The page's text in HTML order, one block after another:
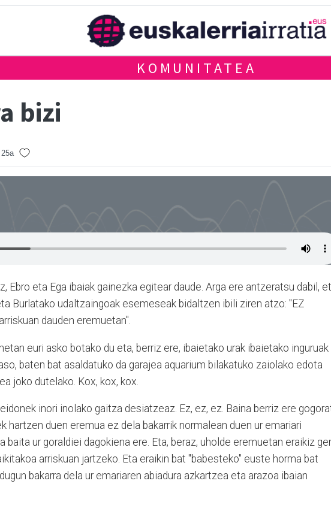
KOMUNITATEA
bizi
Ebro eta Ega ibaiak gainezka egitear daude. Arga ere antzeratsu dabil,
Burlatako udaltzaingoak esemeseak bidaltzen ibili ziren atzo: "EZ
dauden eremuetan".
euri asko botako du eta, berriz ere, ibaietako urak ibaietako inguruak
baten bat asaldatuko da garajea aquarium bilakatuko zaiolako edota
joko dutelako. Kox, kox, kox.
inori inolako gaitza desiatzeaz. Ez, ez, ez. Baina berriz ere
hartzen duen eremua ez dela bakarrik normalean duen ur emariari
baita ur goraldiei dagokiena ere. Eta, beraz, uholde eremuetan eraikiz
arriskuan jartzeko. Eta eraikin bat "babesteko" euste horma bat
bakarra dela ur emariaren abiadura azkartzea eta arazoa ibaian